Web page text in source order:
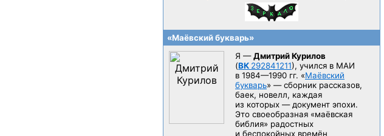
«Маёвский букварь»
Я —Дмитрий Курилов
(ВК 292841211), учился в МАИ
в 1984—1990 гг. «Маёвский
букварь» — сборник рассказов,
баек, новелл, каждая
из которых — документ эпохи.
Это своеобразная «маёвская
библия» радостных
и беспокойных времён